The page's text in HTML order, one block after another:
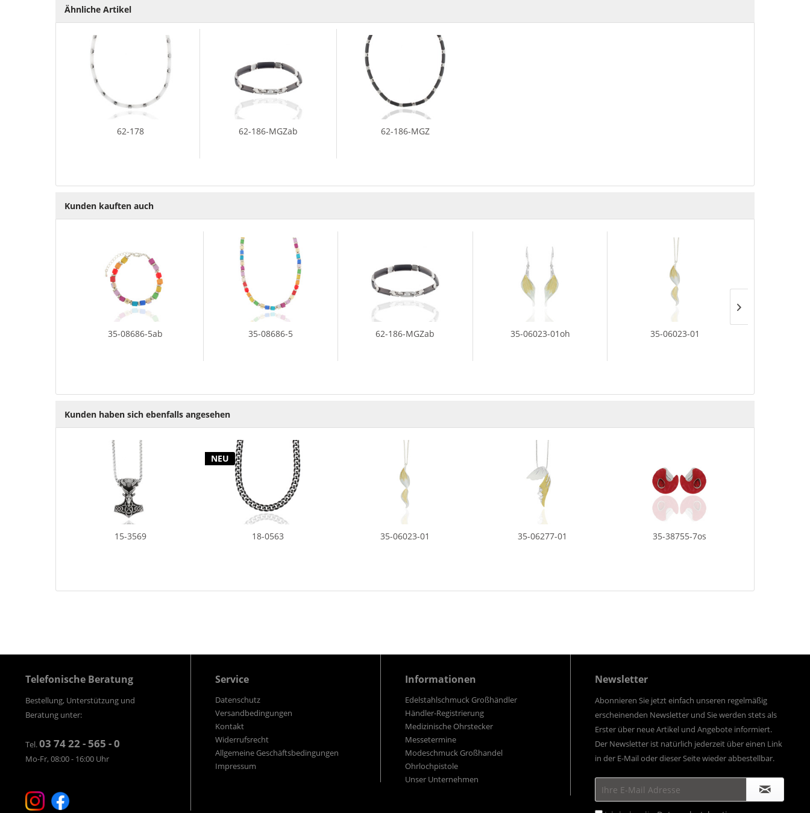
Ähnliche Artikel
62-178 62-186-MGZab 62-186-MGZ
Kunden kauften auch
35-08686-5ab 35-08686-5 62-186-MGZab 35-06023-01oh 35-06023-01
Kunden haben sich ebenfalls angesehen
15-3569
NEU
18-0563 35-06023-01 35-06277-01 35-38755-7os
Telefonische Beratung
Bestellung, Unterstützung und
Beratung unter:
Tel.03 74 22 - 565 - 0
Mo-Fr, 08:00 - 16:00 Uhr
Service
Datenschutz
Versandbedingungen
Kontakt
Widerrufsrecht
Allgemeine Geschäftsbedingungen
Impressum
Informationen
Edelstahlschmuck Großhändler
Händler-Registrierung
Medizinische Ohrstecker
Messetermine
Modeschmuck Großhandel
Ohrlochpistole
Unser Unternehmen
Newsletter
Abonnieren Sie jetzt einfach unseren regelmäßig
erscheinenden Newsletter und Sie werden stets als
Erster über neue Artikel und Angebote informiert.
Der Newsletter ist natürlich jederzeit über einen Link
in der E-Mail oder dieser Seite wieder abbestellbar.